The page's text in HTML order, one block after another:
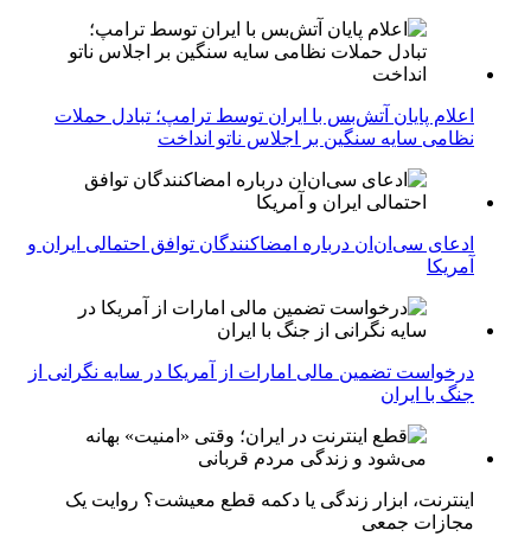
اعلام پایان آتش‌بس با ایران توسط ترامپ؛ تبادل حملات
نظامی سایه سنگین بر اجلاس ناتو انداخت
ادعای سی‌ان‌ان درباره امضاکنندگان توافق احتمالی ایران و
آمریکا
درخواست تضمین مالی امارات از آمریکا در سایه نگرانی از
جنگ با ایران
اینترنت، ابزار زندگی یا دکمه قطع معیشت؟ روایت یک
مجازات جمعی